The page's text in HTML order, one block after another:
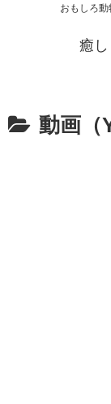
おもしろ動
癒
動画（